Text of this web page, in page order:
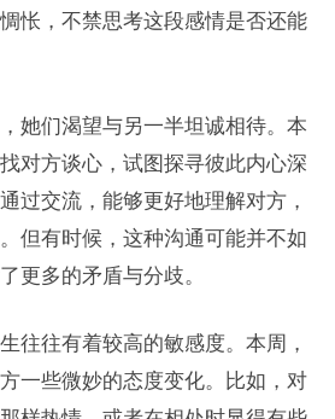
怅，不禁思考这段感情是否还能
她们渴望与另一半坦诚相待。本
对方谈心，试图探寻彼此内心深
过交流，能够更好地理解对方，
但有时候，这种沟通可能并不如
更多的矛盾与分歧。
往往有着较高的敏感度。本周，
一些微妙的态度变化。比如，对